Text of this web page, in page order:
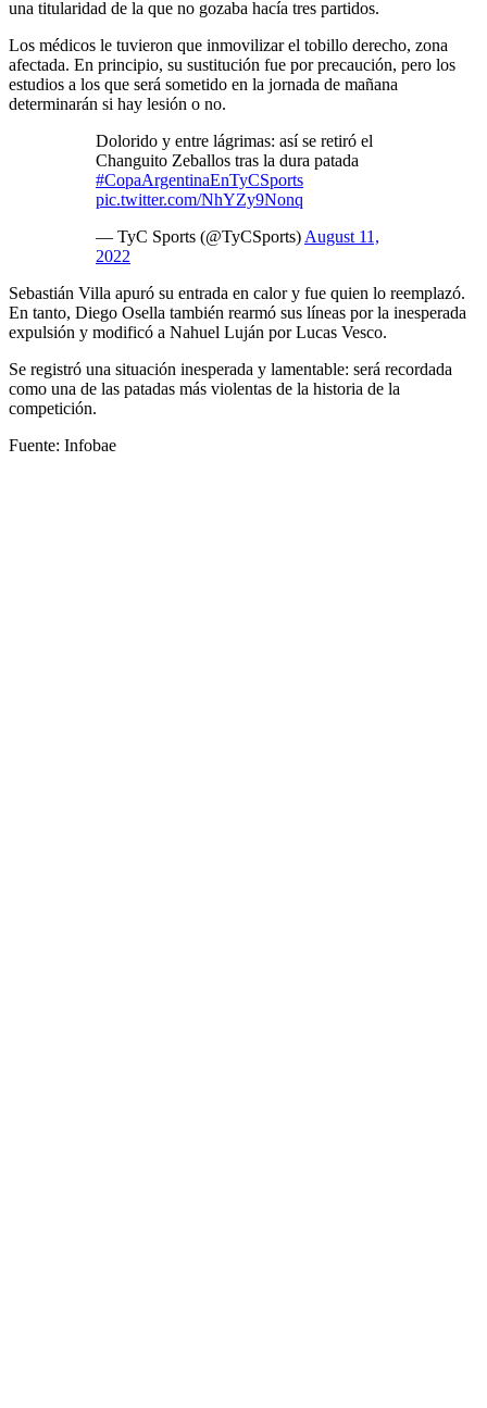
una titularidad de la que no gozaba hacía tres partidos.
Los médicos le tuvieron que inmovilizar el tobillo derecho, zona
afectada. En principio, su sustitución fue por precaución, pero los
estudios a los que será sometido en la jornada de mañana
determinarán si hay lesión o no.
Dolorido y entre lágrimas: así se retiró el
Changuito Zeballos tras la dura patada
#CopaArgentinaEnTyCSports
pic.twitter.com/NhYZy9Nonq
— TyC Sports (@TyCSports) August 11,
2022
Sebastián Villa apuró su entrada en calor y fue quien lo reemplazó.
En tanto, Diego Osella también rearmó sus líneas por la inesperada
expulsión y modificó a Nahuel Luján por Lucas Vesco.
Se registró una situación inesperada y lamentable: será recordada
como una de las patadas más violentas de la historia de la
competición.
Fuente: Infobae